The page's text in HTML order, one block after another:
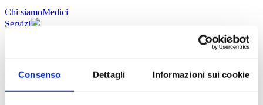
Consenso Dettagli Informazioni sui cookie
Chi siamoMedici
Servizi
Valutazione
esamiRichiesta valutazione Consulenza chirurgicaRichiedi un
Centri convenzionati
Domande